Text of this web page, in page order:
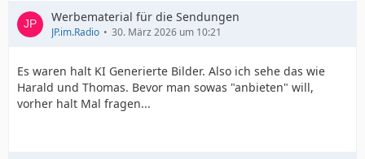
Werbematerial für die Sendungen
JP.im.Radio 30. März 2026 um 10:21
Es waren halt KI Generierte Bilder. Also ich sehe das wie
Harald und Thomas. Bevor man sowas "anbieten" will,
vorher halt Mal fragen...